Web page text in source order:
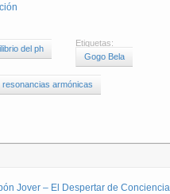
Etiquetas:
del ph
Gogo Bela
resonancias armónicas
Jover – El Despertar de Conciencia